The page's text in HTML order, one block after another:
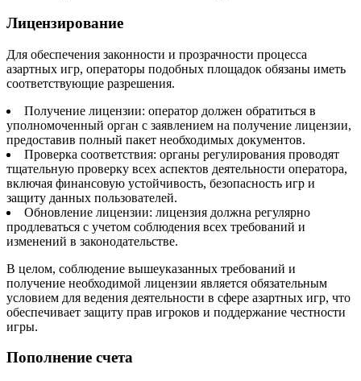
Лицензирование
Для обеспечения законности и прозрачности процесса
азартных игр, операторы подобных площадок обязаны иметь
соответствующие разрешения.
Получение лицензии: оператор должен обратиться в
уполномоченный орган с заявлением на получение лицензии,
предоставив полный пакет необходимых документов.
Проверка соответствия: органы регулирования проводят
тщательную проверку всех аспектов деятельности оператора,
включая финансовую устойчивость, безопасность игр и
защиту данных пользователей.
Обновление лицензии: лицензия должна регулярно
продлеваться с учетом соблюдения всех требований и
изменений в законодательстве.
В целом, соблюдение вышеуказанных требований и
получение необходимой лицензии является обязательным
условием для ведения деятельности в сфере азартных игр, что
обеспечивает защиту прав игроков и поддержание честности
игры.
Пополнение счета